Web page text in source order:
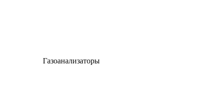
Газоанализаторы